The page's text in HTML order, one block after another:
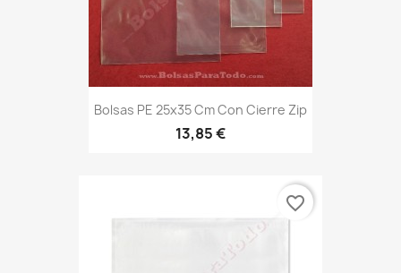
Bolsas PE 25x35 Cm Con Cierre Zip
13,85 €
favorite_border